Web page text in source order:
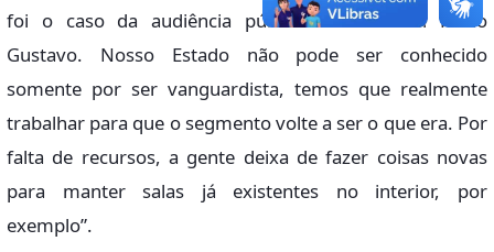
foi o caso da audiência pública sobre a Lei Paulo
Gustavo. Nosso Estado não pode ser conhecido
somente por ser vanguardista, temos que realmente
trabalhar para que o segmento volte a ser o que era. Por
falta de recursos, a gente deixa de fazer coisas novas
para manter salas já existentes no interior, por
exemplo”.